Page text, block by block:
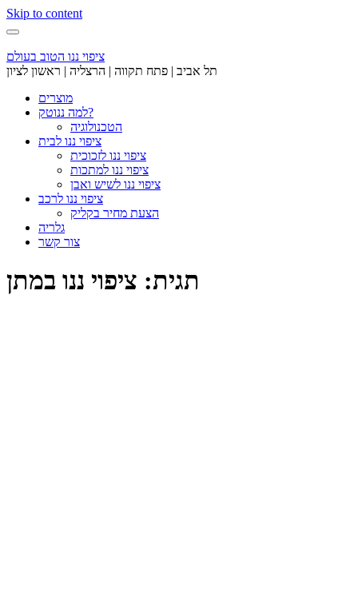
Skip to content
ציפוי ננו הטוב בעולם
תל אביב | פתח תקווה | הרצליה | ראשון לציון
מוצרים
למה ננוטק?
הטכנולוגיה
ציפוי ננו לבית
ציפוי ננו לזכוכית
ציפוי ננו למתכות
ציפוי ננו לשיש ואבן
ציפוי ננו לרכב
הצעת מחיר בקליק
גלריה
צור קשר
תגית: ציפוי ננו במתן